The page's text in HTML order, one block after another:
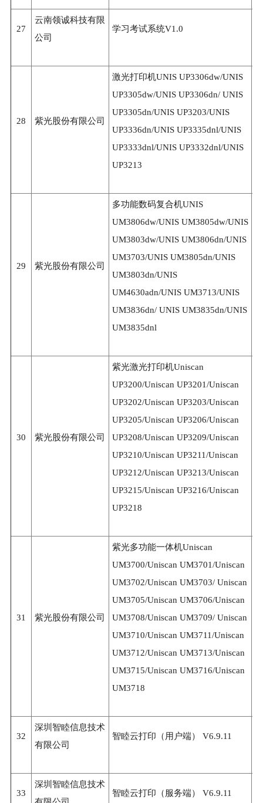
27
云南领诚科技有限
公司
学习考试系统V1.0
28 紫光股份有限公司
激光打印机UNIS UP3306dw/UNIS
UP3305dw/UNIS UP3306dn/ UNIS
UP3305dn/UNIS UP3203/UNIS
UP3336dn/UNIS UP3335dnl/UNIS
UP3333dnl/UNIS UP3332dnl/UNIS
UP3213
29 紫光股份有限公司
多功能数码复合机UNIS
UM3806dw/UNIS UM3805dw/UNIS
UM3803dw/UNIS UM3806dn/UNIS
UM3703/UNIS UM3805dn/UNIS
UM3803dn/UNIS
UM4630adn/UNIS UM3713/UNIS
UM3836dn/ UNIS UM3835dn/UNIS
UM3835dnl
30 紫光股份有限公司
紫光激光打印机Uniscan
UP3200/Uniscan UP3201/Uniscan
UP3202/Uniscan UP3203/Uniscan
UP3205/Uniscan UP3206/Uniscan
UP3208/Uniscan UP3209/Uniscan
UP3210/Uniscan UP3211/Uniscan
UP3212/Uniscan UP3213/Uniscan
UP3215/Uniscan UP3216/Uniscan
UP3218
31 紫光股份有限公司
紫光多功能一体机Uniscan
UM3700/Uniscan UM3701/Uniscan
UM3702/Uniscan UM3703/ Uniscan
UM3705/Uniscan UM3706/Uniscan
UM3708/Uniscan UM3709/ Uniscan
UM3710/Uniscan UM3711/Uniscan
UM3712/Uniscan UM3713/Uniscan
UM3715/Uniscan UM3716/Uniscan
UM3718
32
深圳智睦信息技术
有限公司
智睦云打印（用户端） V6.9.11
33
深圳智睦信息技术
智睦云打印（服务端） V6.9.11